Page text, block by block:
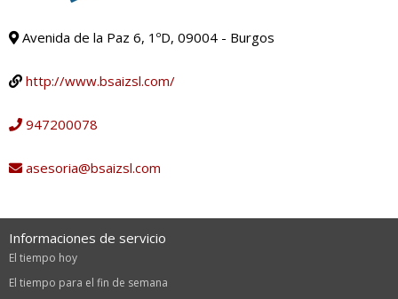
Avenida de la Paz 6, 1ºD, 09004 - Burgos
http://www.bsaizsl.com/
947200078
asesoria@bsaizsl.com
Informaciones de servicio
El tiempo hoy
El tiempo para el fin de semana